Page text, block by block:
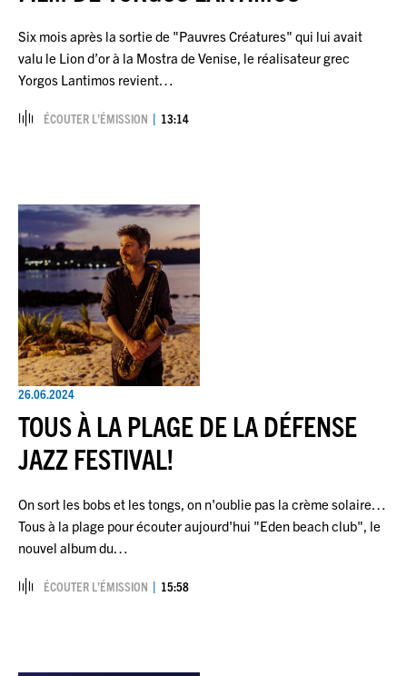
Six mois après la sortie de "Pauvres Créatures" qui lui avait
valu le Lion d’or à la Mostra de Venise, le réalisateur grec
Yorgos Lantimos revient…
ÉCOUTER L’ÉMISSION 13:14
26.06.2024
TOUS À LA PLAGE DE LA DÉFENSE
JAZZ FESTIVAL!
On sort les bobs et les tongs, on n'oublie pas la crème solaire…
Tous à la plage pour écouter aujourd'hui "Eden beach club", le
nouvel album du…
ÉCOUTER L’ÉMISSION 15:58